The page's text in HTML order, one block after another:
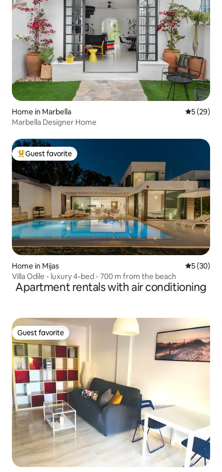
Home in Marbella 5 out of 5
5 (29)
Marbella Designer Home
Top guest favorite
Guest favorite
Home in Mijas 5 out of 5
5 (30)
Villa Odile - luxury 4-bed - 700 m from the beach
Apartment rentals with air conditioning
Guest favorite
Guest favorite